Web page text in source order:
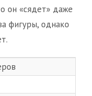
он «сядет» даже
фигуры, однако